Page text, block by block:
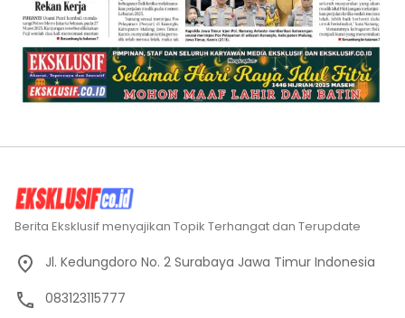
Berita Eksklusif menyajikan Topik Terhangat dan Terupdate
Jl. Kedungdoro No. 2 Surabaya Jawa Timur Indonesia
083123115777